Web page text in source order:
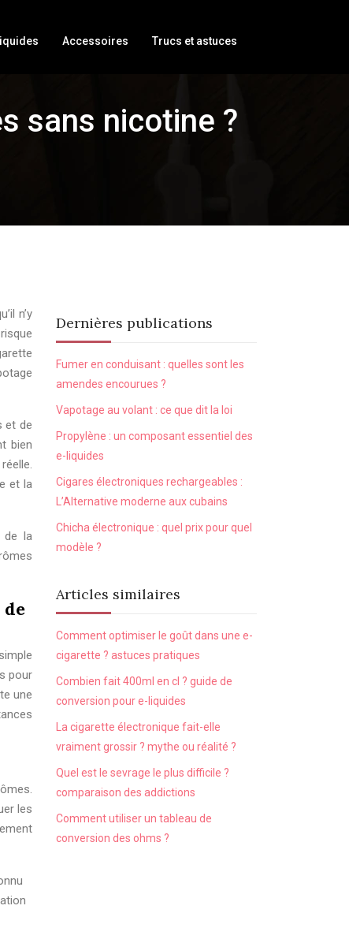
Accessoires Trucs et astuces
sans nicotine ?
n’y
et de
bien
et la
de la
pour
une
les
Dernières publications
Fumer en conduisant : quelles sont les
amendes encourues ?
Vapotage au volant : ce que dit la loi
Propylène : un composant essentiel des
e-liquides
Cigares électroniques rechargeables :
L’Alternative moderne aux cubains
Chicha électronique : quel prix pour quel
modèle ?
Articles similaires
Comment optimiser le goût dans une e-
cigarette ? astuces pratiques
Combien fait 400ml en cl ? guide de
conversion pour e-liquides
La cigarette électronique fait-elle
vraiment grossir ? mythe ou réalité ?
Quel est le sevrage le plus difficile ?
comparaison des addictions
Comment utiliser un tableau de
conversion des ohms ?